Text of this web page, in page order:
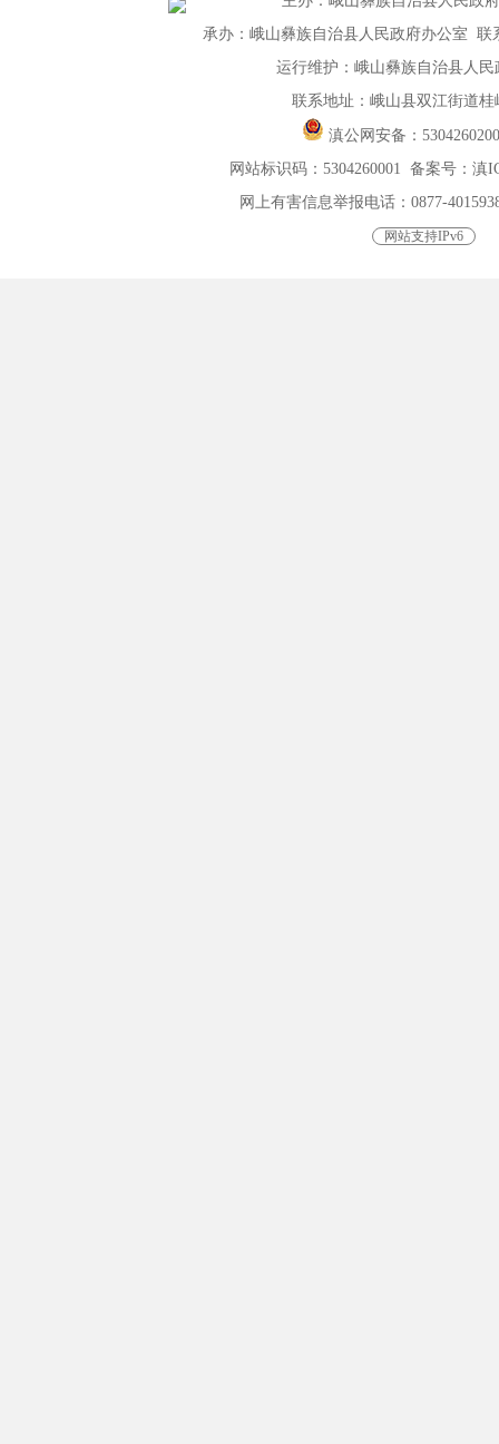
承办：峨山彝族自治县人民政府办公室 联
运行维护：峨山彝族自治县人民
联系地址：峨山县双江街道桂
滇公网安备：
网站标识码：5304260001 备案号：滇
网上有害信息举报电话：0877-
网站支持IPv6